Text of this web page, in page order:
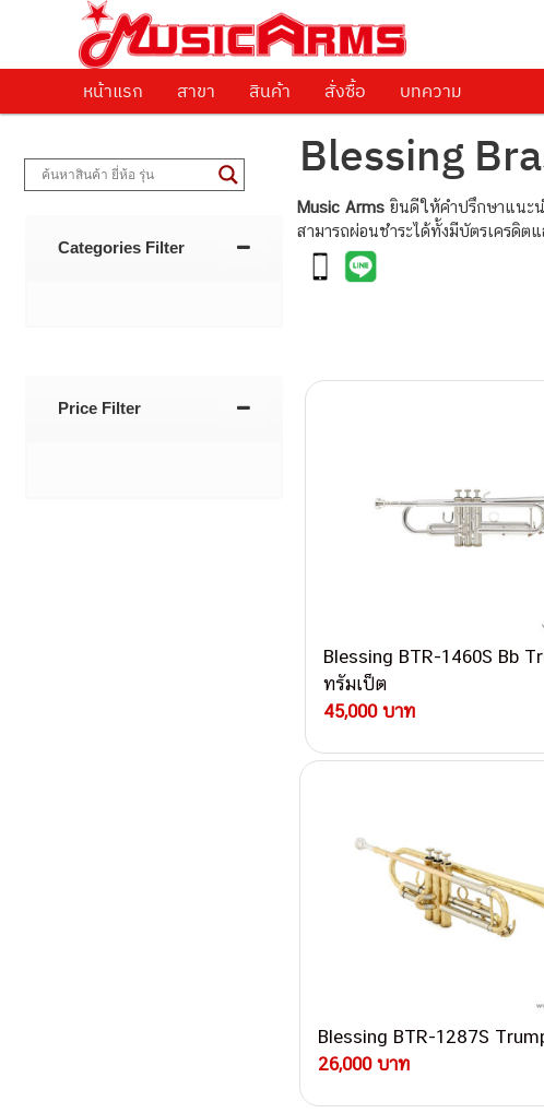
Music Arms
ศูนย์รวมครื่องดนตรีทุกชนิด ตั้งแต่เริ่มต้นถึงมืออาชีพ
Skip to primary content
Skip to secondary content
หน้าแรก สาขา สินค้า สั่งซื้อ บทความ
Blessing
Music Arms ยินดีให้คำปรึกษาแนะ
สามารถผ่อนชำระได้ทั้งมีบัตรเครดิ
Blessing BTR-1460S Bb
ทรัมเป็ต
45,000 บาท
Blessing BTR-1287S
26,000 บาท
Categories Filter
Price Filter